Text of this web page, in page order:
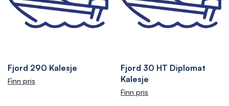
Fjord 290 Kalesje
Finn pris
Fjord 30 HT Diplomat
Kalesje
Finn pris